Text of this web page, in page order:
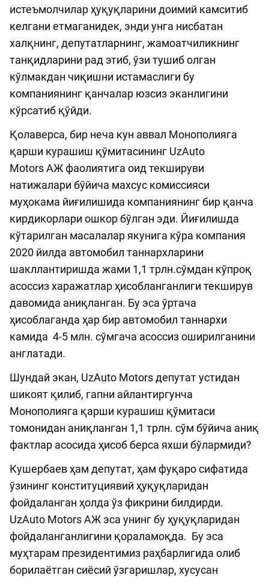
истеъмолчилар ҳуқуқларини доимий камситиб
келгани етмаганидек, энди унга нисбатан
халқнинг, депутатларнинг, жамоатчиликнинг
танқидларини рад этиб, ўзи тушиб олган
кўлмакдан чиқишни истамаслиги бу
компаниянинг қанчалар юзсиз эканлигини
кўрсатиб қўйди.
Қолаверса, бир неча кун аввал Монополияга
қарши курашиш қўмитасининг UzAuto
Motors АЖ фаолиятига оид текшируви
натижалари бўйича махсус комиссияси
муҳокама йиғилишида компаниянинг бир қанча
кирдикорлари ошкор бўлган эди. Йиғилишда
кўтарилган масалалар якунига кўра компания
2020 йилда автомобил таннархларини
шакллантиришда жами 1,1 трлн.сўмдан кўпроқ
асоссиз харажатлар ҳисобланганлиги текширув
давомида аниқланган. Бу эса ўртача
ҳисоблаганда ҳар бир автомобил таннархи
камида 4-5 млн. сўмгача асоссиз оширилганини
англатади.
Шундай экан, UzAuto Motors депутат устидан
шикоят қилиб, гапни айлантиргунча
Монополияга қарши курашиш қўмитаси
томонидан аниқланган 1,1 трлн. сўм бўйича аниқ
фактлар асосида ҳисоб берса яхши бўлармиди?
Кушербаев ҳам депутат, ҳам фуқаро сифатида
ўзининг конституциявий ҳуқуқларидан
фойдаланган ҳолда ўз фикрини билдирди.
UzAuto Motors АЖ эса унинг бу ҳуқуқларидан
фойдаланганлигини қораламоқда. Бу эса
муҳтарам президентимиз раҳбарлигида олиб
борилаётган сиёсий ўзгаришлар, хусусан